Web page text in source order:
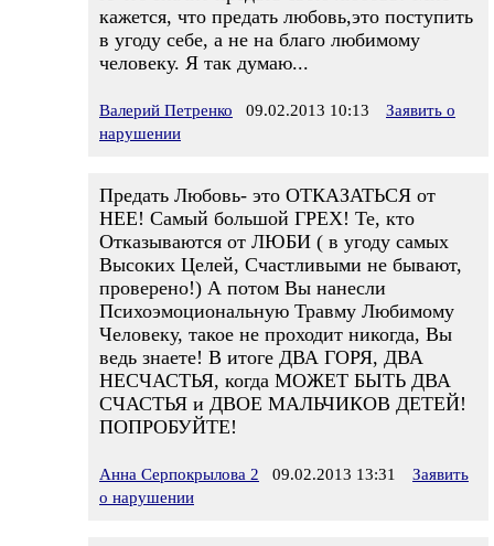
кажется, что предать любовь,это поступить
в угоду себе, а не на благо любимому
человеку. Я так думаю...
Валерий Петренко 09.02.2013 10:13
Заявить о
нарушении
Предать Любовь- это ОТКАЗАТЬСЯ от
НЕЕ! Самый большой ГРЕХ! Те, кто
Отказываются от ЛЮБИ ( в угоду самых
Высоких Целей, Счастливыми не бывают,
проверено!) А потом Вы нанесли
Психоэмоциональную Травму Любимому
Человеку, такое не проходит никогда, Вы
ведь знаете! В итоге ДВА ГОРЯ, ДВА
НЕСЧАСТЬЯ, когда МОЖЕТ БЫТЬ ДВА
СЧАСТЬЯ и ДВОЕ МАЛЬЧИКОВ ДЕТЕЙ!
ПОПРОБУЙТЕ!
Анна Серпокрылова 2 09.02.2013 13:31
Заявить
о нарушении